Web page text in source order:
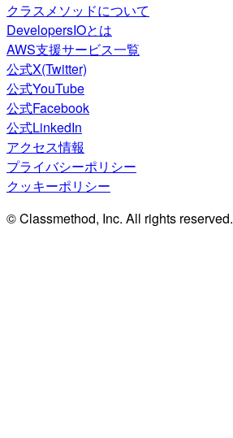
クラスメソッドについて
DevelopersIOとは
AWS支援サービス一覧
公式X(Twitter)
公式YouTube
公式Facebook
公式LinkedIn
アクセス情報
プライバシーポリシー
クッキーポリシー
© Classmethod, Inc. All rights reserved.